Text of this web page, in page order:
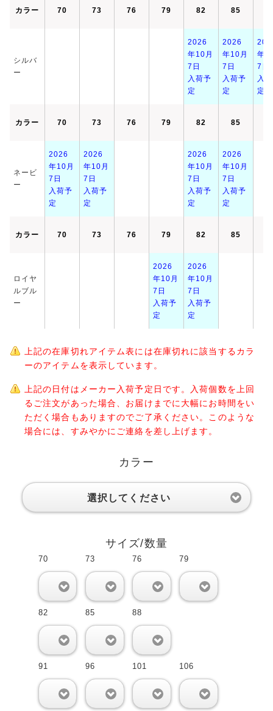
カラー 70 73 76 79 82 85
シルバ
ー
2026
年10月
7日
入荷予
定
2026
年10月
7日
入荷予
定
年
7日
入
定
カラー 70 73 76 79 82 85
ネービ
ー
2026
年10月
7日
入荷予
定
2026
年10月
7日
入荷予
定
2026
年10月
7日
入荷予
定
2026
年10月
7日
入荷予
定
カラー 70 73 76 79 82 85
ロイヤ
ルブル
ー
2026
年10月
7日
入荷予
定
2026
年10月
7日
入荷予
定
上記の在庫切れアイテム表には在庫切れに該当するカラ
ーのアイテムを表示しています。
上記の日付はメーカー入荷予定日です。入荷個数を上回
るご注文があった場合、お届けまでに大幅にお時間をい
ただく場合もありますのでご了承ください。このような
場合には、すみやかにご連絡を差し上げます。
カラー
選択してください
サイズ/数量
70 73 76 79
82 85 88
91 96 101 106